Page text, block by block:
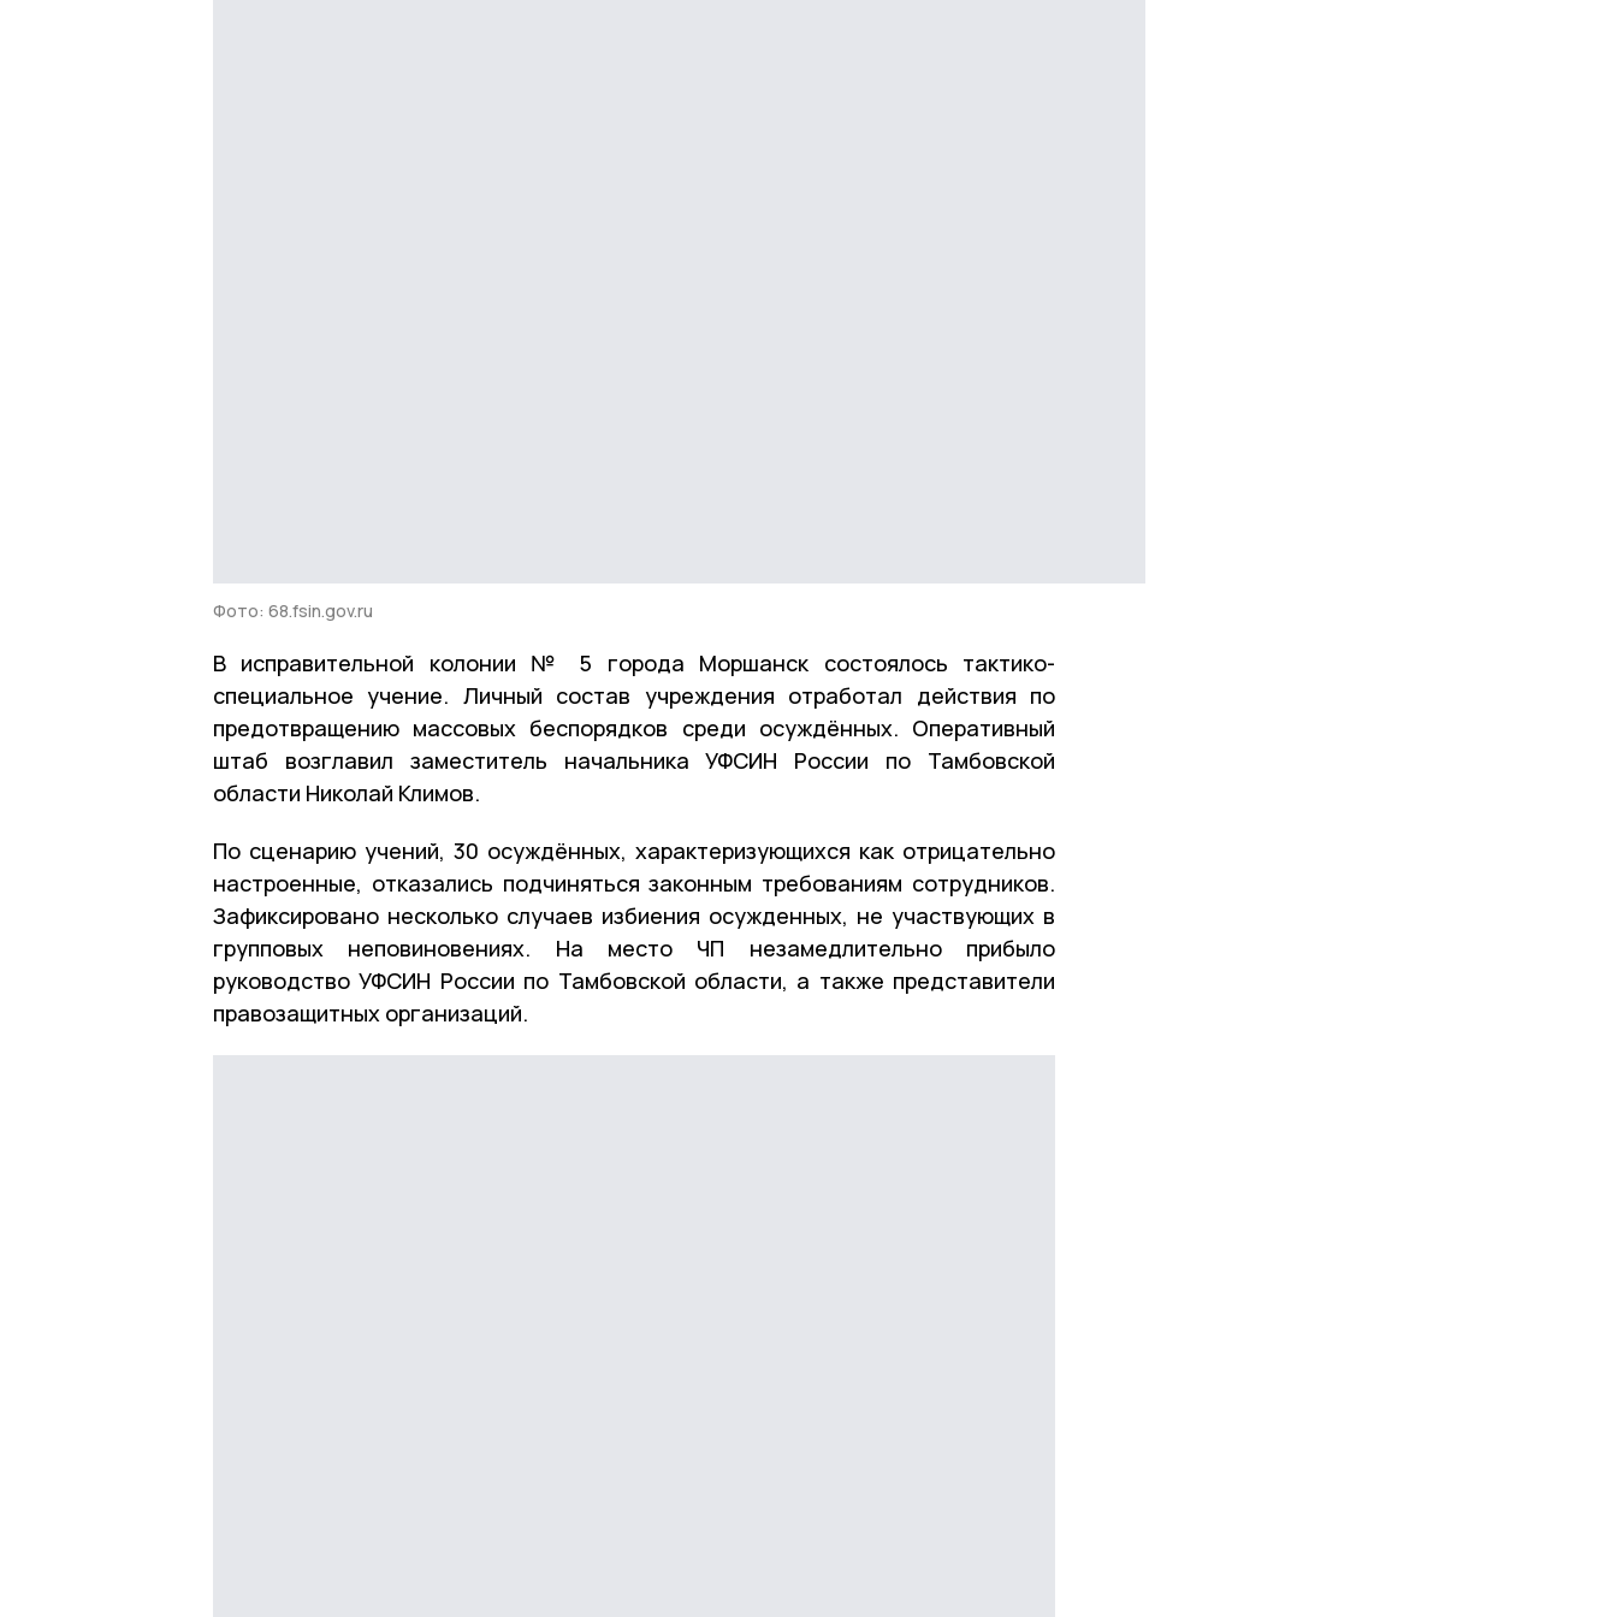
Фото: 68.fsin.gov.ru
В исправительной колонии № 5 города Моршанск состоялось тактико-
специальное учение. Личный состав учреждения отработал действия по
предотвращению массовых беспорядков среди осуждённых. Оперативный
штаб возглавил заместитель начальника УФСИН России по Тамбовской
области Николай Климов.
По сценарию учений, 30 осуждённых, характеризующихся как отрицательно
настроенные, отказались подчиняться законным требованиям сотрудников.
Зафиксировано несколько случаев избиения осужденных, не участвующих в
групповых неповиновениях. На место ЧП незамедлительно прибыло
руководство УФСИН России по Тамбовской области, а также представители
правозащитных организаций.